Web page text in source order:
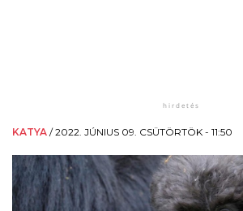
KATYA /2022. JÚNIUS 09. CSÜTÖRTÖK - 11:50